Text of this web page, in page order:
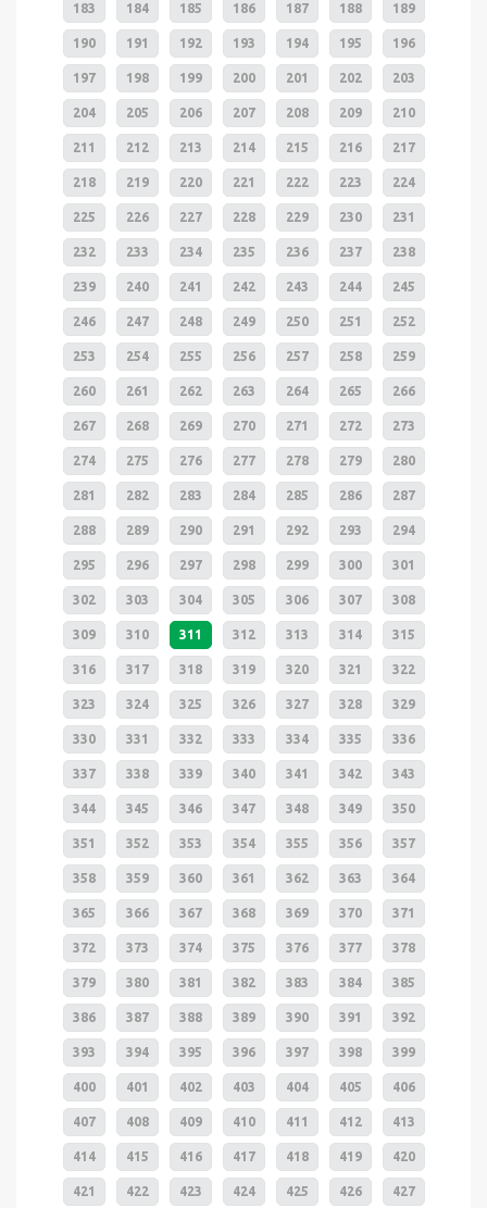
183 184 185 186 187 188 189
190 191 192 193 194 195 196
197 198 199 200 201 202 203
204 205 206 207 208 209 210
211 212 213 214 215 216 217
218 219 220 221 222 223 224
225 226 227 228 229 230 231
232 233 234 235 236 237 238
239 240 241 242 243 244 245
246 247 248 249 250 251 252
253 254 255 256 257 258 259
260 261 262 263 264 265 266
267 268 269 270 271 272 273
274 275 276 277 278 279 280
281 282 283 284 285 286 287
288 289 290 291 292 293 294
295 296 297 298 299 300 301
302 303 304 305 306 307 308
309 310 311 312 313 314 315
316 317 318 319 320 321 322
323 324 325 326 327 328 329
330 331 332 333 334 335 336
337 338 339 340 341 342 343
344 345 346 347 348 349 350
351 352 353 354 355 356 357
358 359 360 361 362 363 364
365 366 367 368 369 370 371
372 373 374 375 376 377 378
379 380 381 382 383 384 385
386 387 388 389 390 391 392
393 394 395 396 397 398 399
400 401 402 403 404 405 406
407 408 409 410 411 412 413
414 415 416 417 418 419 420
421 422 423 424 425 426 427